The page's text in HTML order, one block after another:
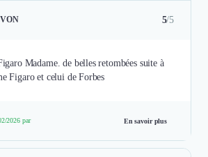
5/5
Madame. de belles retombées suite à
Figaro et celui de Forbes
2026 par En savoir plus